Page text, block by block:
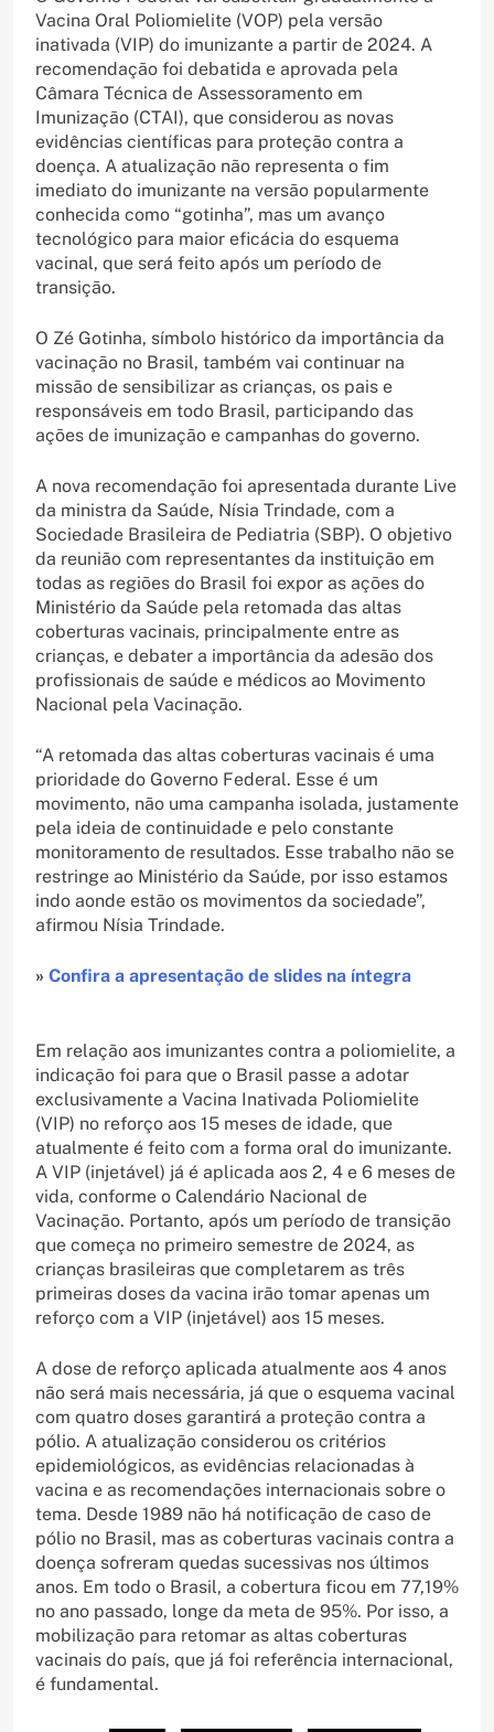
Vacina Oral Poliomielite (VOP) pela versão
inativada (VIP) do imunizante a partir de 2024. A
recomendação foi debatida e aprovada pela
Câmara Técnica de Assessoramento em
Imunização (CTAI), que considerou as novas
evidências científicas para proteção contra a
doença. A atualização não representa o fim
imediato do imunizante na versão popularmente
conhecida como “gotinha”, mas um avanço
tecnológico para maior eficácia do esquema
vacinal, que será feito após um período de
transição.
O Zé Gotinha, símbolo histórico da importância da
vacinação no Brasil, também vai continuar na
missão de sensibilizar as crianças, os pais e
responsáveis em todo Brasil, participando das
ações de imunização e campanhas do governo.
A nova recomendação foi apresentada durante Live
da ministra da Saúde, Nísia Trindade, com a
Sociedade Brasileira de Pediatria (SBP). O objetivo
da reunião com representantes da instituição em
todas as regiões do Brasil foi expor as ações do
Ministério da Saúde pela retomada das altas
coberturas vacinais, principalmente entre as
crianças, e debater a importância da adesão dos
profissionais de saúde e médicos ao Movimento
Nacional pela Vacinação.
“A retomada das altas coberturas vacinais é uma
prioridade do Governo Federal. Esse é um
movimento, não uma campanha isolada, justamente
pela ideia de continuidade e pelo constante
monitoramento de resultados. Esse trabalho não se
restringe ao Ministério da Saúde, por isso estamos
indo aonde estão os movimentos da sociedade”,
afirmou Nísia Trindade.
» Confira a apresentação de slides na íntegra
Em relação aos imunizantes contra a poliomielite, a
indicação foi para que o Brasil passe a adotar
exclusivamente a Vacina Inativada Poliomielite
(VIP) no reforço aos 15 meses de idade, que
atualmente é feito com a forma oral do imunizante.
A VIP (injetável) já é aplicada aos 2, 4 e 6 meses de
vida, conforme o Calendário Nacional de
Vacinação. Portanto, após um período de transição
que começa no primeiro semestre de 2024, as
crianças brasileiras que completarem as três
primeiras doses da vacina irão tomar apenas um
reforço com a VIP (injetável) aos 15 meses.
A dose de reforço aplicada atualmente aos 4 anos
não será mais necessária, já que o esquema vacinal
com quatro doses garantirá a proteção contra a
pólio. A atualização considerou os critérios
epidemiológicos, as evidências relacionadas à
vacina e as recomendações internacionais sobre o
tema. Desde 1989 não há notificação de caso de
pólio no Brasil, mas as coberturas vacinais contra a
doença sofreram quedas sucessivas nos últimos
anos. Em todo o Brasil, a cobertura ficou em 77,19%
no ano passado, longe da meta de 95%. Por isso, a
mobilização para retomar as altas coberturas
vacinais do país, que já foi referência internacional,
é fundamental.